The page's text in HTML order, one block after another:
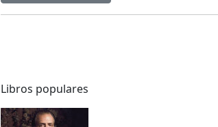
Libros populares